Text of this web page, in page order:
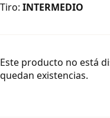
Tiro: INTERMEDIO
Este producto no está
quedan existencias.